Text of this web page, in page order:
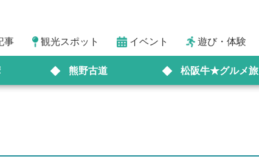
事 観光スポット イベント 遊び・体験
熊野古道 松阪牛★グルメ旅